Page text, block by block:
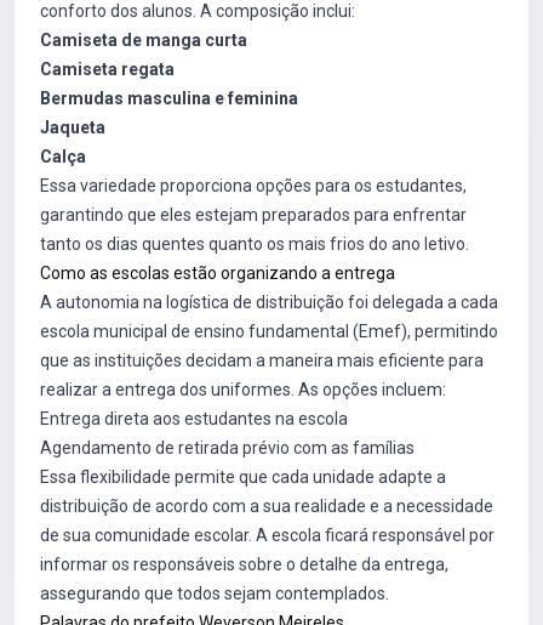
conforto dos alunos. A composição inclui:
Camiseta de manga curta
Camiseta regata
Bermudas masculina e feminina
Jaqueta
Calça
Essa variedade proporciona opções para os estudantes,
garantindo que eles estejam preparados para enfrentar
tanto os dias quentes quanto os mais frios do ano letivo.
Como as escolas estão organizando a entrega
A autonomia na logística de distribuição foi delegada a cada
escola municipal de ensino fundamental (Emef), permitindo
que as instituições decidam a maneira mais eficiente para
realizar a entrega dos uniformes. As opções incluem:
Entrega direta aos estudantes na escola
Agendamento de retirada prévio com as famílias
Essa flexibilidade permite que cada unidade adapte a
distribuição de acordo com a sua realidade e a necessidade
de sua comunidade escolar. A escola ficará responsável por
informar os responsáveis sobre o detalhe da entrega,
assegurando que todos sejam contemplados.